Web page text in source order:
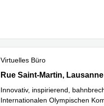
Virtuelles Büro
Rue Saint-Martin 7,3. Stock,
Rue Saint-Martin, Lausanne
Innovativ, inspirierend,
Internationalen Olympischen